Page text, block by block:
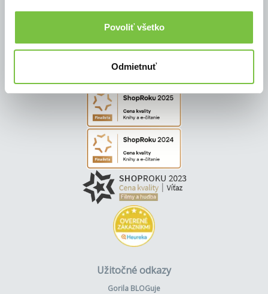
Povoliť všetko
Odmietnuť
Užitočné odkazy
Gorila BLOGuje